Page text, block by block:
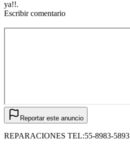
ya!!.
Escribir comentario
Reportar este anuncio
REPARACIONES TEL:55-8983-5893